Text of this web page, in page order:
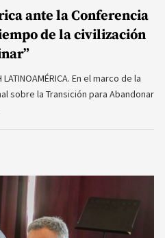
ante la Conferencia
de la civilización
LATINOAMÉRICA. En el marco de la
sobre la Transición para Abandonar